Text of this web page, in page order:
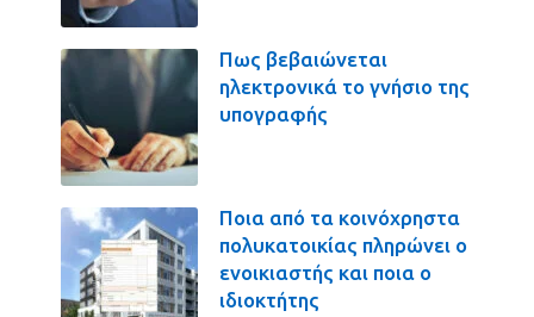
Πως βεβαιώνεται
ηλεκτρονικά το γνήσιο της
υπογραφής
Ποια από τα κοινόχρηστα
πολυκατοικίας πληρώνει ο
ενοικιαστής και ποια ο
ιδιοκτήτης